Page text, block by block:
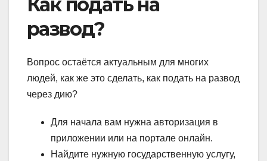
развод?
Вопрос остаётся актуальным для многих
людей, как же это сделать, как подать на развод
через дию?
Для начала вам нужна авторизация в
приложении или на портале онлайн.
Найдите нужную государственную услугу,